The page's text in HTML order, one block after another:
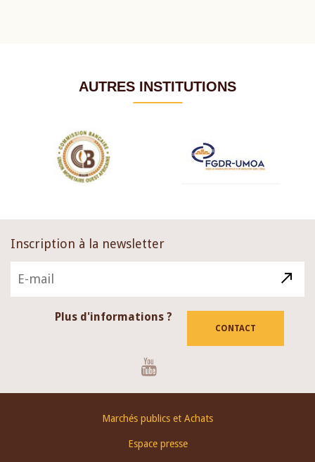
AUTRES INSTITUTIONS
Inscription à la newsletter
Plus d'informations ?
CONTACT
Marchés publics et Achats
Espace presse